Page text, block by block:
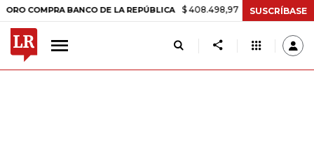
COMPRA BANCO DE LA REPÚBLICA $ 408.498,97 +$ 8.753,81 +2,19%
SUSCRÍBASE